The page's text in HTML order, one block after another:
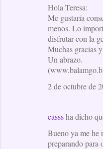
Hola Teresa:
Me gustaría
menos. Lo
disfrutar con la
Muchas gracias
Un abrazo.
2 de octubre de
casssha dicho
Bueno ya me he
preparando para